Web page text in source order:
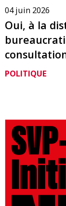
04 juin 2026
Oui, à la
POLITIQUE